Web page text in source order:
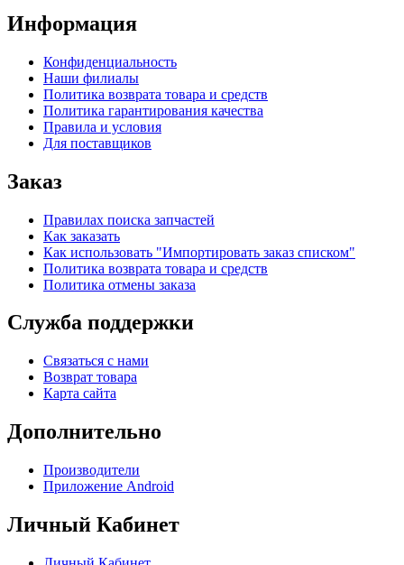
Информация
Конфиденциальность
Наши филиалы
Политика возврата товара и средств
Политика гарантирования качества
Правила и условия
Для поставщиков
Заказ
Правилах поиска запчастей
Как заказать
Как использовать "Импортировать заказ списком"
Политика возврата товара и средств
Политика отмены заказа
Служба поддержки
Связаться с нами
Возврат товара
Карта сайта
Дополнительно
Производители
Приложение Android
Личный Кабинет